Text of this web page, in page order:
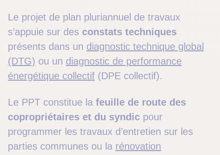
Le projet de plan pluriannuel de travaux
s’appuie sur des constats techniques
présents dans un diagnostic technique global
(DTG) ou un diagnostic de performance
énergétique collectif (DPE collectif).
Le PPT constitue la feuille de route des
copropriétaires et du syndic pour
programmer les travaux d’entretien sur les
parties communes ou la rénovation